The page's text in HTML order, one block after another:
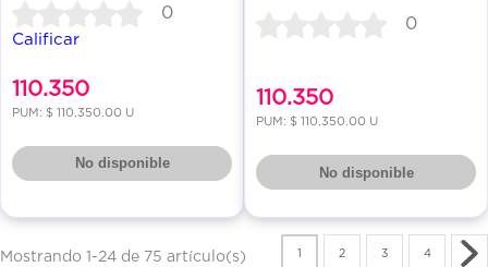
0
Calificar
110.350
PUM: $ 110,350.00 U
No disponible
0
110.350
PUM: $ 110,350.00 U
No disponible
Mostrando 1-24 de 75 artículo(s) 1 2 3 4